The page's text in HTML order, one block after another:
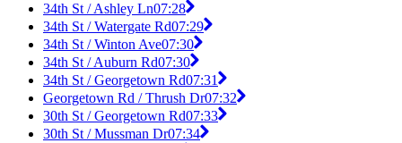
34th St / Ashley Ln07:28
34th St / Watergate Rd07:29
34th St / Winton Ave07:30
34th St / Auburn Rd07:30
34th St / Georgetown Rd07:31
Georgetown Rd / Thrush Dr07:32
30th St / Georgetown Rd07:33
30th St / Mussman Dr07:34